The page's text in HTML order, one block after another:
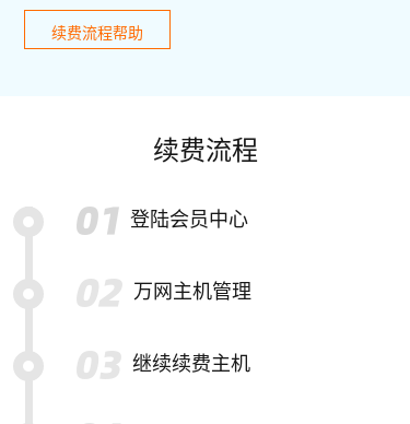
续费流程帮助
续费流程
登陆会员中心
万网主机管理
继续续费主机